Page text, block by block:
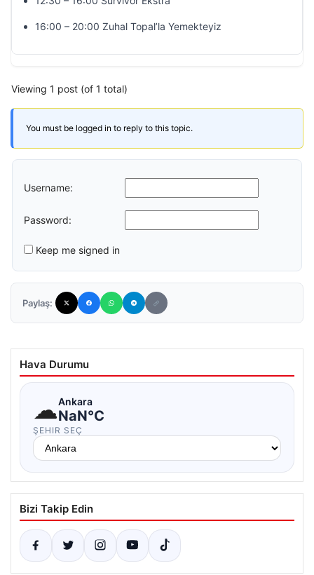
16:00 – 20:00 Zuhal Topal’la Yemekteyiz
Viewing 1 post (of 1 total)
You must be logged in to reply to this topic.
Username:
Password:
Keep me signed in
Paylaş:
Hava Durumu
☁Ankara
NaN°C
ŞEHIR SEÇ
Bizi Takip Edin